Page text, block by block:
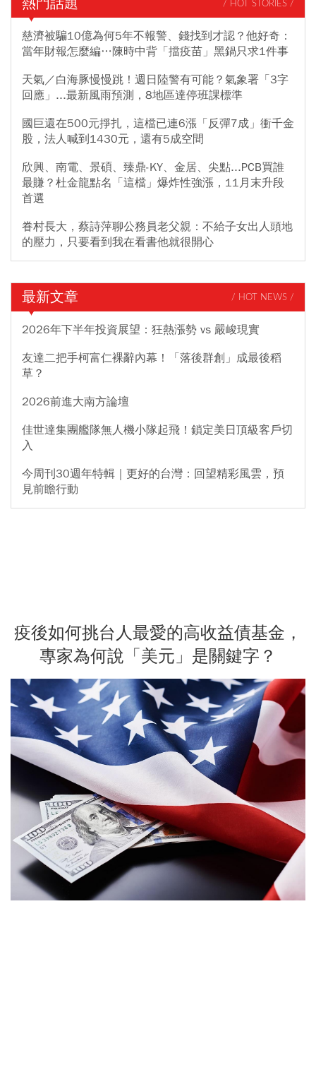
/ HOT STORIES /
慈濟被騙10億為何5年不報警、錢找到才認？他好奇：
當年財報怎麼編…陳時中背「擋疫苗」黑鍋只求1件事
天氣／白海豚慢慢跳！週日陸警有可能？氣象署「3字
回應」...最新風雨預測，8地區達停班課標準
國巨還在500元掙扎，這檔已連6漲「反彈7成」衝千金
股，法人喊到1430元，還有5成空間
欣興、南電、景碩、臻鼎-KY、金居、尖點...PCB買誰
最賺？杜金龍點名「這檔」爆炸性強漲，11月末升段
首選
眷村長大，蔡詩萍聊公務員老父親：不給子女出人頭地
的壓力，只要看到我在看書他就很開心
最新文章 / HOT NEWS /
2026年下半年投資展望：狂熱漲勢 vs 嚴峻現實
友達二把手柯富仁裸辭內幕！「落後群創」成最後稻
草？
2026前進大南方論壇
佳世達集團艦隊無人機小隊起飛！鎖定美日頂級客戶切
入
今周刊30週年特輯｜更好的台灣：回望精彩風雲，預
見前瞻行動
疫後如何挑台人最愛的高收益債基金，
專家為何說「美元」是關鍵字？